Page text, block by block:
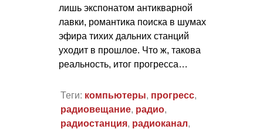
лишь экспонатом антикварной
лавки, романтика поиска в шумах
эфира тихих дальних станций
уходит в прошлое. Что ж, такова
реальность, итог прогресса…
Теги: компьютеры, прогресс,
радиовещание, радио,
радиостанция, радиоканал,